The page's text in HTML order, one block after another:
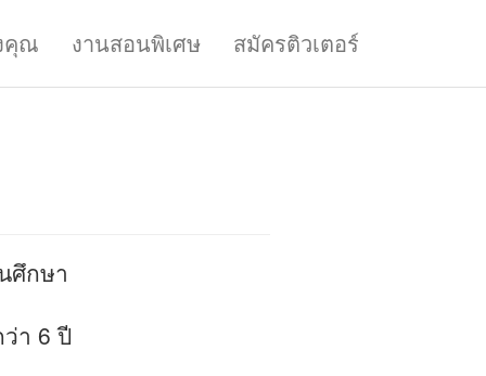
คุณ งานสอนพิเศษ สมัครติวเตอร์
ศึกษา
า 6 ปี